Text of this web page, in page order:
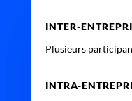
INTER-
Plusieurs
INTRA-